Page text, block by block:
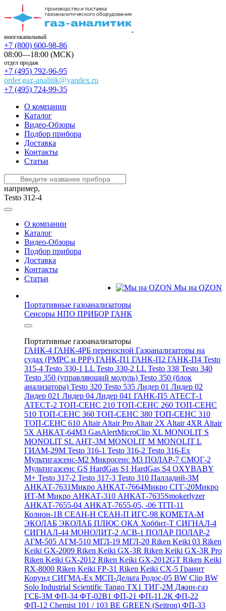
многоканальный
+7 (800) 600-98-86
08:00—18:00 (МСК)
отдел продаж
+7 (495) 792-96-95
order.gaz-analitik@yandex.ru
+7 (495) 724-99-35
О компании
Каталог
Видео-Обзоры
Подбор прибора
Доставка
Контакты
Статьи
например,
Testo 312-4
О компании
Каталог
Видео-Обзоры
Подбор прибора
Доставка
Контакты
Статьи
Мы на OZON
Портативные газоанализаторы
Сенсоры НПО ПРИБОР ГАНК
Портативные газоанализаторы
ГАНК-4 ГАНК-4РБ переносной Газоанализаторы на
судах (РМРС и РРР) ГАНК-П1 ГАНК-П2 ГАНК-П4 Testo
315-4 Testo 330-1 LL Testo 330-2 LL Testo 338 Testo 340
Testo 350 (управляющий модуль) Testo 350 (блок
анализатора) Testo 320 Testo 535 Лидер 01 Лидер 02
Лидер 021 Лидер 04 Лидер 041 ГАНК-П5 АТЕСТ-1
АТЕСТ-2 ТОП-СЕНС 210 ТОП-СЕНС 260 ТОП-СЕНС
510 ТОП-СЕНС 360 ТОП-СЕНС 380 ТОП-СЕНС 310
ТОП-СЕНС 610 AltairAltair Pro Altair 2X Altair 4XR Altair
5X АНКАТ-64М3 GasAlertMicroClip XL MONOLIT S
MONOLIT SL АНТ-3М MONOLIT M MONOLIT L
ГИАМ-29М Testo 316-1 Testo 316-2 Testo 316-Ex
Мультигазсенс-М2 Микросенс М3 ПОЛАР-7 СМОГ-2
Мультигазсенс GS HardGas S1 HardGas S4 OXYBABY
M+ Testo 317-2 Testo 317-3 Testo 310 Палладий-3М
АНКАТ-7631Микро АНКАТ-7664Микро СГГ-20Микро
ИТ-М Микро АНКАТ-310 АНКАТ-7635Smokerlyzer
АНКАТ-7655-04 АНКАТ-7655-05, -06 ТГП-11
Колион-1В СЕАН-Н СЕАН-П ИГС-98 КОМЕТА-М
ЭКОЛАБ ЭКОЛАБ ПЛЮС ОКА Хоббит-Т СИГНАЛ-4
СИГНАЛ-44 МОНОЛИТ-2 АСВ-1 ПОЛАР ПОЛАР-2
АГМ-505 АГМ-510 МГЛ-19 МГЛ-20 Riken Keiki 03 Riken
Keiki GX-2009 Riken Keiki GX-3R Riken Keiki GX-3R Pro
Riken Keiki GX-2012 Riken Keiki GX-2012GT Riken Keiki
RX-8000 Riken Keiki FP-31 Riken Keiki CX-5 Гранит
Корунд СИГМА-Ех МСП-Дельта Родос-05 BW Clip BW
Solo Industrial Scientific Tango TX1 ТИГ-2М Джин-газ
ГСБ-3М ФП-34 ФТ-02В1 ФП-21 ФП-11.2К ФП-22
ФП-12 Chemist 101 / 103 BE GREEN (Seitron) ФП-33